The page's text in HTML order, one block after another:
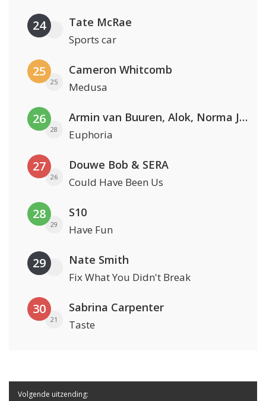
24 Tate McRae
Sports car
25
25
Cameron Whitcomb
Medusa
26
28
Armin van Buuren, Alok, Norma Jean Martine & LAWRENT
Euphoria
27
26
Douwe Bob & SERA
Could Have Been Us
28
29
S10
Have Fun
29 Nate Smith
Fix What You Didn't Break
30
21
Sabrina Carpenter
Taste
Volgende uitzending: